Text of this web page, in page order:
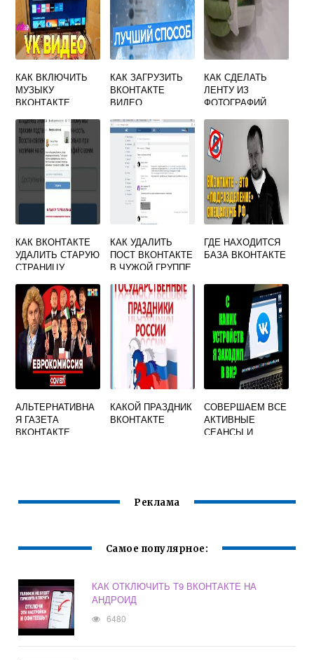
КАК ВКЛЮЧИТЬ
МУЗЫКУ
ВКОНТАКТЕ
ТЕЛЕВИЗОР
КАК ЗАГРУЗИТЬ
ВКОНТАКТЕ
ВИДЕО
КАК СДЕЛАТЬ
ЛЕНТУ ИЗ
ФОТОГРАФИЙ
КАК ВКОНТАКТЕ
УДАЛИТЬ СТАРУЮ
СТРАНИЦУ
КАК УДАЛИТЬ
ПОСТ ВКОНТАКТЕ
В ЧУЖОЙ ГРУППЕ
ГДЕ НАХОДИТСЯ
БАЗА ВКОНТАКТЕ
АЛЬТЕРНАТИВНА
Я ГАЗЕТА
ВКОНТАКТЕ
КАКОЙ ПРАЗДНИК
ВКОНТАКТЕ
СОВЕРШАЕМ ВСЕ
АКТИВНЫЕ
СЕАНСЫ И
Реклама
Самое популярное:
КАК ОТКЛЮЧИТЬ Т9 ВКОНТАКТЕ НА
АНДРОИД
6480